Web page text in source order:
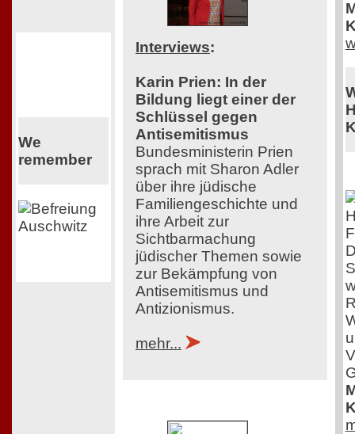
We
remember
Interviews:
Karin Prien: In der
Bildung liegt einer der
Schlüssel gegen
Antisemitismus
Bundesministerin Prien
sprach mit Sharon Adler
über ihre jüdische
Familiengeschichte und
ihre Arbeit zur
Sichtbarmachung
jüdischer Themen sowie
zur Bekämpfung von
Antisemitismus und
Antizionismus.
mehr...